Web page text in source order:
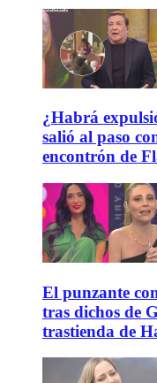
¿Habrá
salió al paso
encontrón de
El punzante
tras dichos de
trastienda de